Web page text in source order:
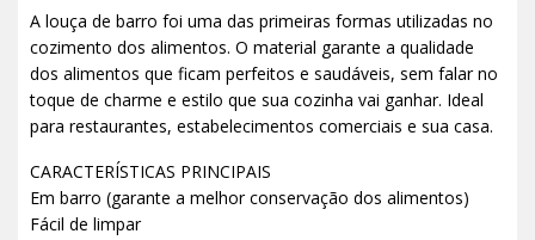
A louça de barro foi uma das primeiras formas utilizadas no
cozimento dos alimentos. O material garante a qualidade
dos alimentos que ficam perfeitos e saudáveis, sem falar no
toque de charme e estilo que sua cozinha vai ganhar. Ideal
para restaurantes, estabelecimentos comerciais e sua casa.
CARACTERÍSTICAS PRINCIPAIS
Em barro (garante a melhor conservação dos alimentos)
Fácil de limpar